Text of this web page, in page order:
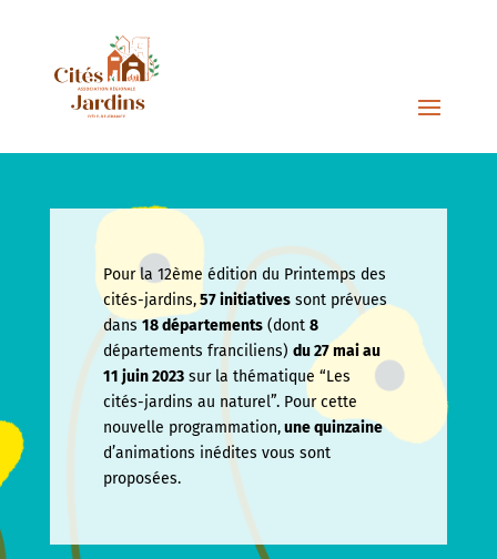
Pour la 12ème édition du Printemps des
cités-jardins,57 initiativessont prévues
dans18 départements(dont 8
départements franciliens) du 27 mai au
11 juin2023sur la thématique “Les
cités-jardins au naturel”. Pour cette
nouvelle programmation,une quinzaine
d’animations inédites vous sont
proposées.